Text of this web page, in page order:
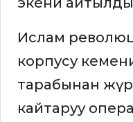
Ислам
корпусу
тарабынан
кайтаруу